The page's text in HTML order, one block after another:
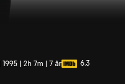
| 2h 7m | 7 år 6.3